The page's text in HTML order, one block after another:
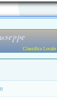
Classifica Locale